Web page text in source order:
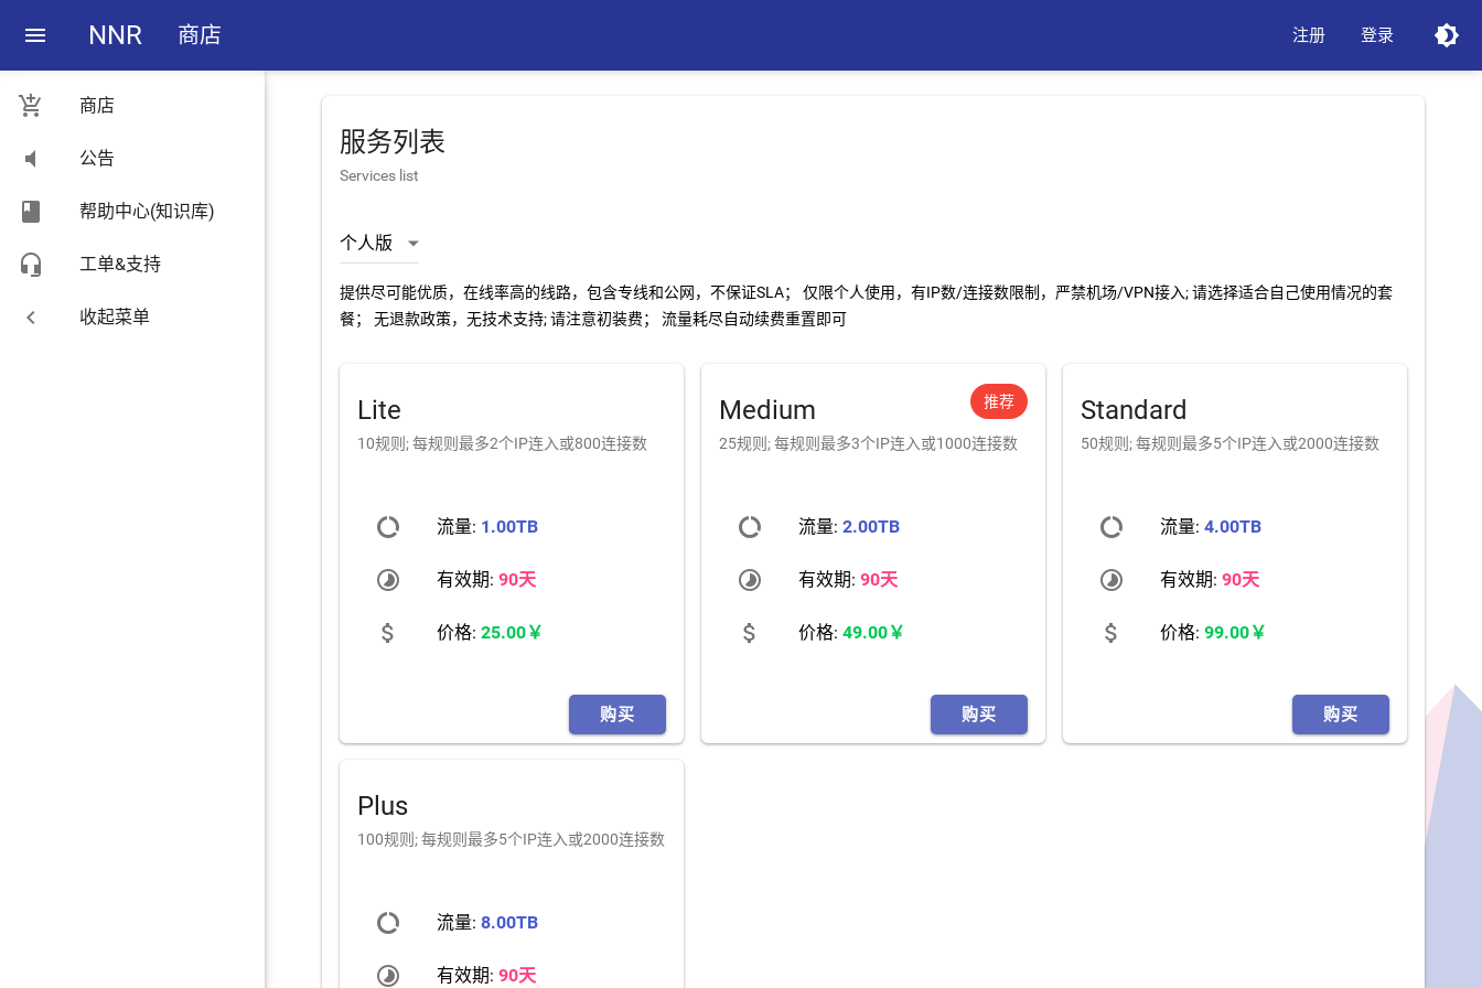
menu NNR 商店 注册 登录 brightness_4
服务列表
Services list
提供尽可能优质，在线率高的线路，包含专线和公网，不保证SLA； 仅限个人使用，有IP数/连接数限制，严禁机场/VPN接入; 请选择适合自己使用情况的套
餐； 无退款政策，无技术支持; 请注意初装费； 流量耗尽自动续费重置即可
Lite
10规则; 每规则最多2个IP连入或800连接数
data_usage 流量: 1.00TB
timelapse 有效期:90天
attach_money 价格:25.00￥
购买
Medium
25规则; 每规则最多3个IP连入或1000连接数
推荐
data_usage 流量:2.00TB
timelapse 有效期:90天
attach_money 价格:49.00￥
购买
Standard
50规则; 每规则最多5个IP连入或2000连接数
data_usage 流量: 4.00TB
timelapse 有效期: 90天
attach_money 价格: 99.00￥
购买
Plus
100规则; 每规则最多5个IP连入或2000连接数
data_usage 流量:8.00TB
timelapse 有效期:90天
add_shopping_cart 商店
volume_mute 公告
book 帮助中心(知识库)
headset_mic 工单&支持
chevron_left 收起菜单